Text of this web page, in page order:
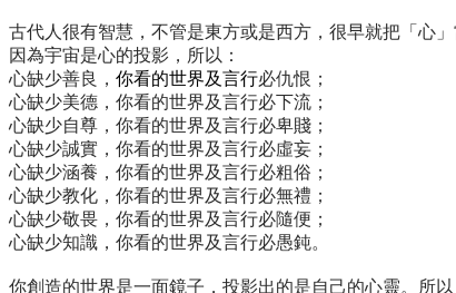
古代人很有智慧，不管是東方或是西方，很早就把「心
因為宇宙是心的投影，所以：
心缺少善良， 你看的世界及言行必仇恨；
心缺少美德，你看的世界及言行必下流；
心缺少自尊，你看的世界及言行必卑賤；
心缺少誠實，你看的世界及言行必虛妄；
心缺少涵養，你看的世界及言行必粗俗；
心缺少教化，你看的世界及言行必無禮；
心缺少敬畏，你看的世界及言行必隨便；
心缺少知識，你看的世界及言行必愚鈍。
你創造的世界是一面鏡子，投影出的是自己的心靈。所